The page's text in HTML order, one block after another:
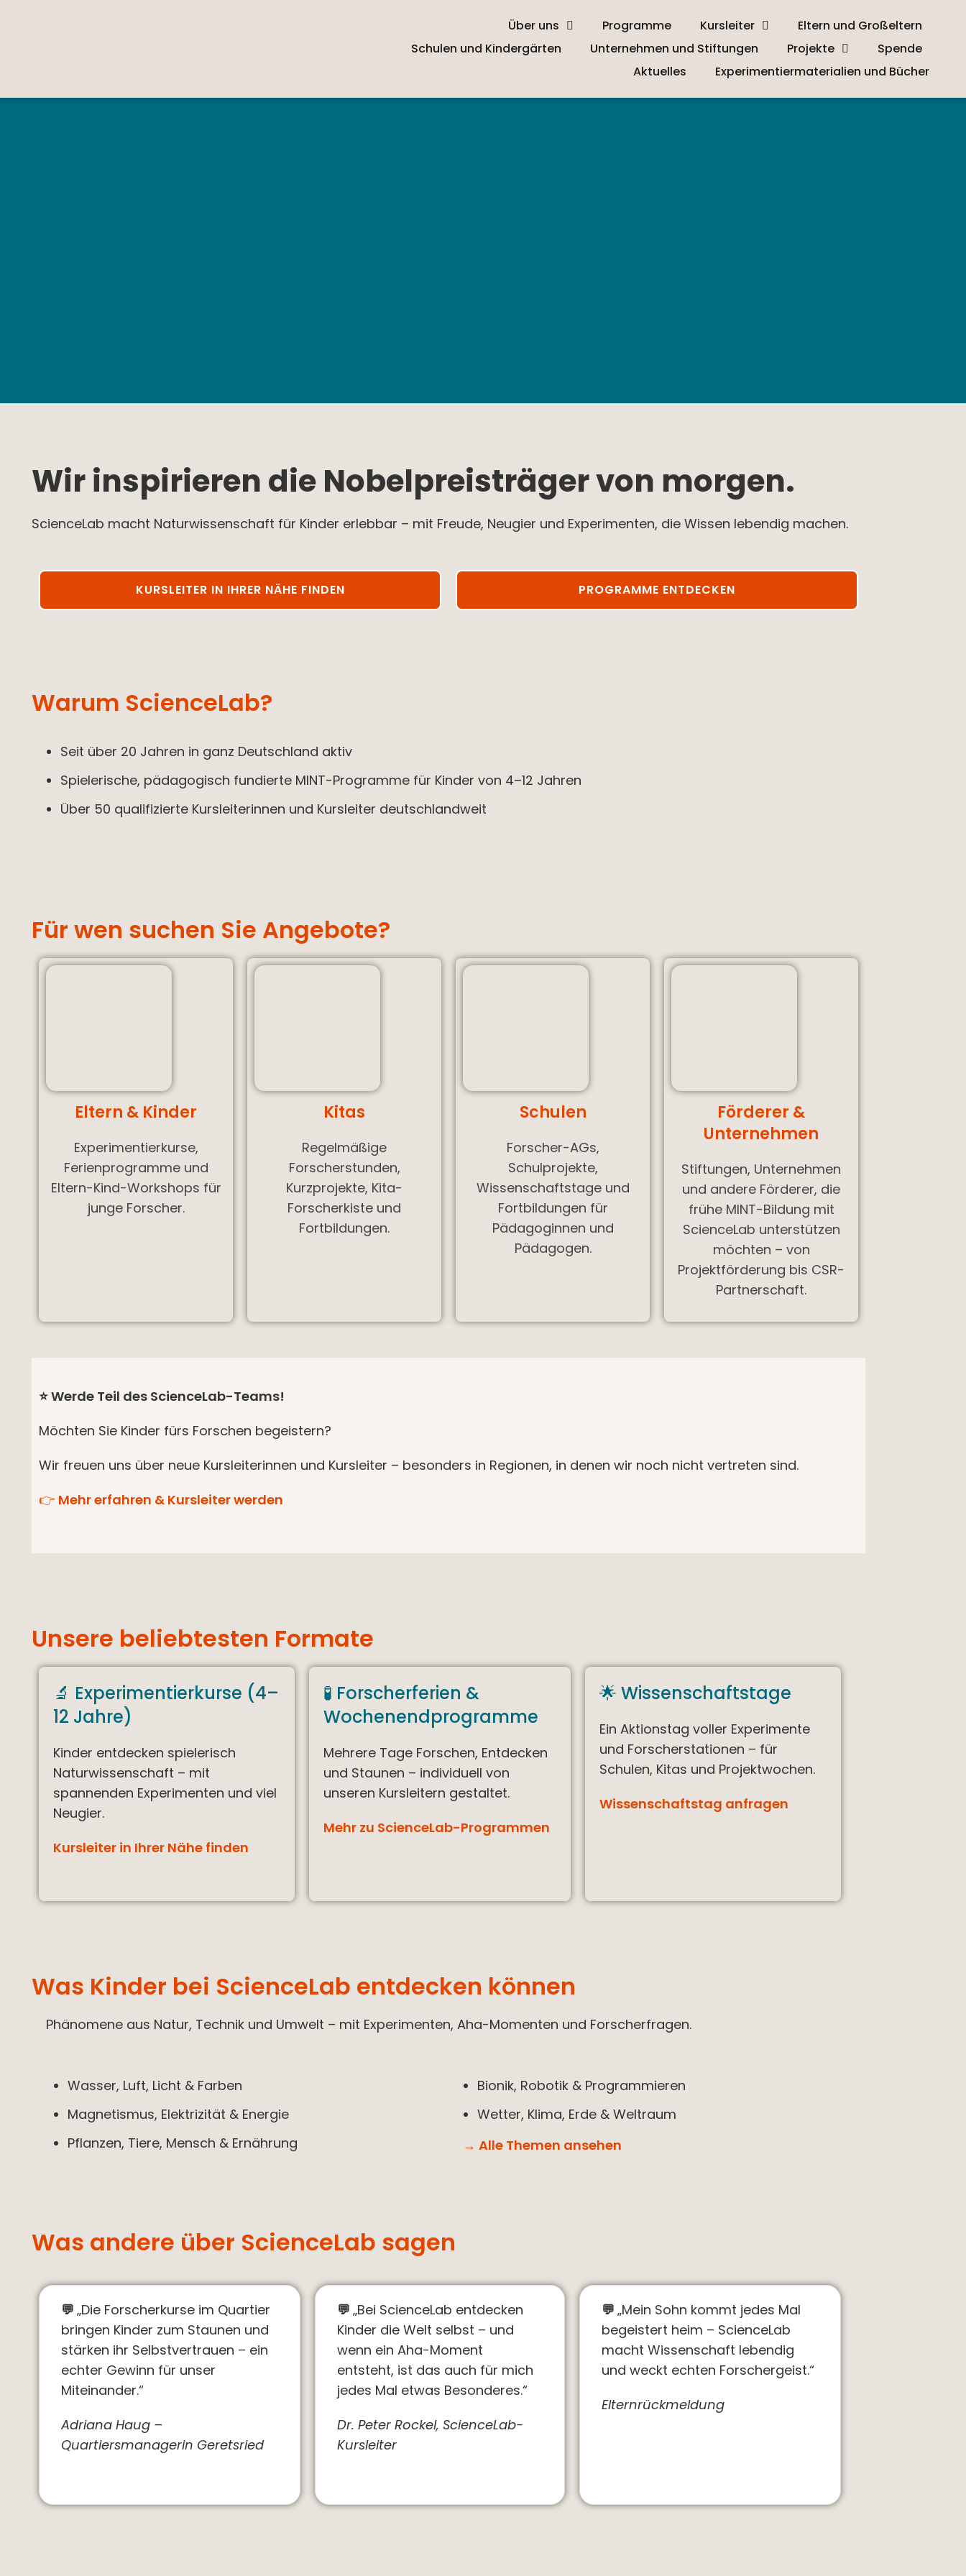
Über uns Programme Kursleiter
Eltern und Großeltern
Schulen und Kindergärten
Unternehmen und Stiftungen Projekte
Spende
Aktuelles
Experimentiermaterialien und Bücher
Wir inspirieren die Nobelpreisträger von morgen.
ScienceLab macht Naturwissenschaft für Kinder erlebbar – mit Freude, Neugier und Experimenten, die Wissen lebendig machen.
KURSLEITER IN IHRER NÄHE FINDEN PROGRAMME ENTDECKEN
Warum ScienceLab?
Seit über 20 Jahren in ganz Deutschland aktiv
Spielerische, pädagogisch fundierte MINT-Programme für Kinder von 4–12 Jahren
Über 50 qualifizierte Kursleiterinnen und Kursleiter deutschlandweit
Für wen suchen Sie Angebote?
Eltern & Kinder
Experimentierkurse,
Ferienprogramme und
Eltern-Kind-Workshops für
junge Forscher.
Kitas
Regelmäßige
Forscherstunden,
Kurzprojekte, Kita-
Forscherkiste und
Fortbildungen.
Schulen
Forscher-AGs,
Schulprojekte,
Wissenschaftstage und
Fortbildungen für
Pädagoginnen und
Pädagogen.
Förderer &
Unternehmen
Stiftungen, Unternehmen
und andere Förderer, die
frühe MINT-Bildung mit
ScienceLab unterstützen
möchten – von
Projektförderung bis CSR-
Partnerschaft.
⭐Werde Teil des ScienceLab-Teams!
Möchten Sie Kinder fürs Forschen begeistern?
Wir freuen uns über neue Kursleiterinnen und Kursleiter – besonders in Regionen, in denen wir noch nicht vertreten sind.
👉 Mehr erfahren & Kursleiter werden
Unsere beliebtesten Formate
🔬 Experimentierkurse (4–
12 Jahre)
Kinder entdecken spielerisch
Naturwissenschaft – mit
spannenden Experimenten und viel
Neugier.
Kursleiter in Ihrer Nähe finden
🧪 Forscherferien &
Wochenendprogramme
Mehrere Tage Forschen, Entdecken
und Staunen – individuell von
unseren Kursleitern gestaltet.
Mehr zu ScienceLab-Programmen
🌟 Wissenschaftstage
Ein Aktionstag voller Experimente
und Forscherstationen – für
Schulen, Kitas und Projektwochen.
Wissenschaftstag anfragen
Was Kinder bei ScienceLab entdecken können
Phänomene aus Natur, Technik und Umwelt – mit Experimenten, Aha-Momenten und Forscherfragen.
Wasser, Luft, Licht & Farben
Magnetismus, Elektrizität & Energie
Pflanzen, Tiere, Mensch & Ernährung
Bionik, Robotik & Programmieren
Wetter, Klima, Erde & Weltraum
→ Alle Themen ansehen
Was andere über ScienceLab sagen
💬 „Die Forscherkurse im Quartier
bringen Kinder zum Staunen und
stärken ihr Selbstvertrauen – ein
echter Gewinn für unser
Miteinander.“
Adriana Haug –
Quartiersmanagerin Geretsried
💬 „Bei ScienceLab entdecken
Kinder die Welt selbst – und
wenn ein Aha-Moment
entsteht, ist das auch für mich
jedes Mal etwas Besonderes.“
Dr. Peter Rockel, ScienceLab-
Kursleiter
💬„Mein Sohn kommt jedes Mal
begeistert heim – ScienceLab
macht Wissenschaft lebendig
und weckt echten Forschergeist.“
Elternrückmeldung